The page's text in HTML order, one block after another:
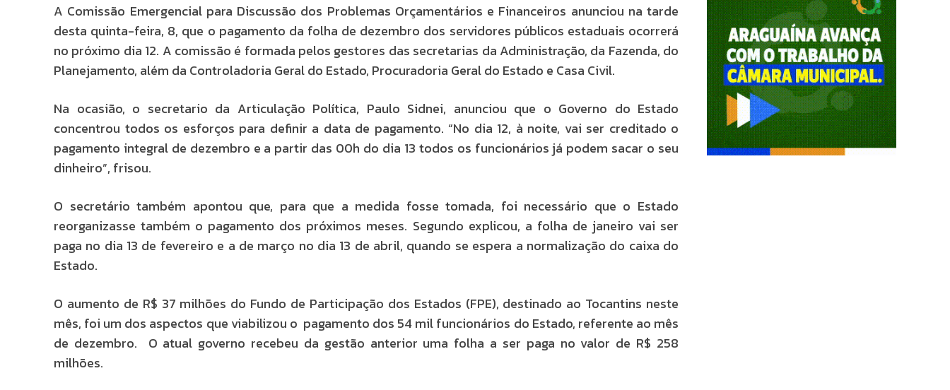
A Comissão Emergencial para Discussão dos Problemas Orçamentários e Financeiros anunciou na tarde
desta quinta-feira, 8, que o pagamento da folha de dezembro dos servidores públicos estaduais ocorrerá
no próximo dia 12. A comissão é formada pelos gestores das secretarias da Administração, da Fazenda, do
Planejamento, além da Controladoria Geral do Estado, Procuradoria Geral do Estado e Casa Civil.
Na ocasião, o secretario da Articulação Política, Paulo Sidnei, anunciou que o Governo do Estado
concentrou todos os esforços para definir a data de pagamento. “No dia 12, à noite, vai ser creditado o
pagamento integral de dezembro e a partir das 00h do dia 13 todos os funcionários já podem sacar o seu
dinheiro”, frisou.
O secretário também apontou que, para que a medida fosse tomada, foi necessário que o Estado
reorganizasse também o pagamento dos próximos meses. Segundo explicou, a folha de janeiro vai ser
paga no dia 13 de fevereiro e a de março no dia 13 de abril, quando se espera a normalização do caixa do
Estado.
O aumento de R$ 37 milhões do Fundo de Participação dos Estados (FPE), destinado ao Tocantins neste
mês, foi um dos aspectos que viabilizou o pagamento dos 54 mil funcionários do Estado, referente ao mês
de dezembro. O atual governo recebeu da gestão anterior uma folha a ser paga no valor de R$ 258
milhões.